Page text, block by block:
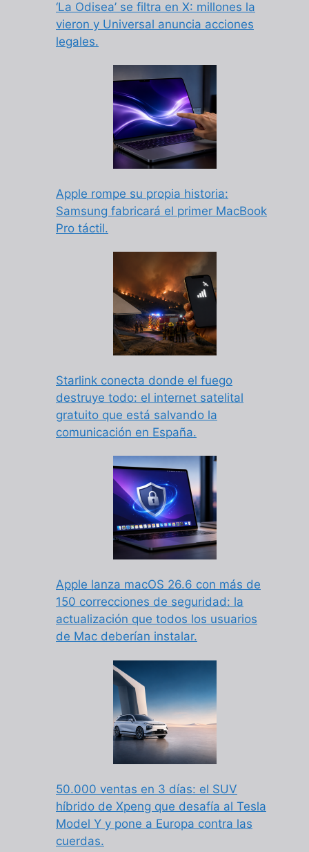
‘La Odisea’ se filtra en X: millones la
vieron y Universal anuncia acciones
legales.
Apple rompe su propia historia:
Samsung fabricará el primer MacBook
Pro táctil.
Starlink conecta donde el fuego
destruye todo: el internet satelital
gratuito que está salvando la
comunicación en España.
Apple lanza macOS 26.6 con más de
150 correcciones de seguridad: la
actualización que todos los usuarios
de Mac deberían instalar.
50.000 ventas en 3 días: el SUV
híbrido de Xpeng que desafía al Tesla
Model Y y pone a Europa contra las
cuerdas.